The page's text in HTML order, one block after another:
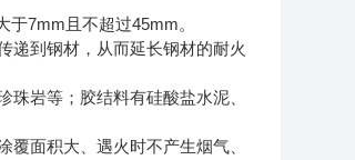
7mm且不超过45mm。
递到钢材，从而延长钢材的耐火
岩等；胶结料有硅酸盐水泥、
面积大、遇火时不产生烟气、